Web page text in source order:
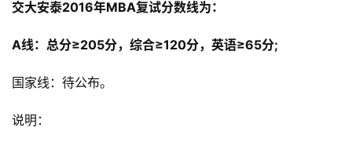
首
交大安泰2016年MBA复试分数线为：
A线：总分≥205分，综合≥120分，英语≥65分;
国家线：待公布。
说明：